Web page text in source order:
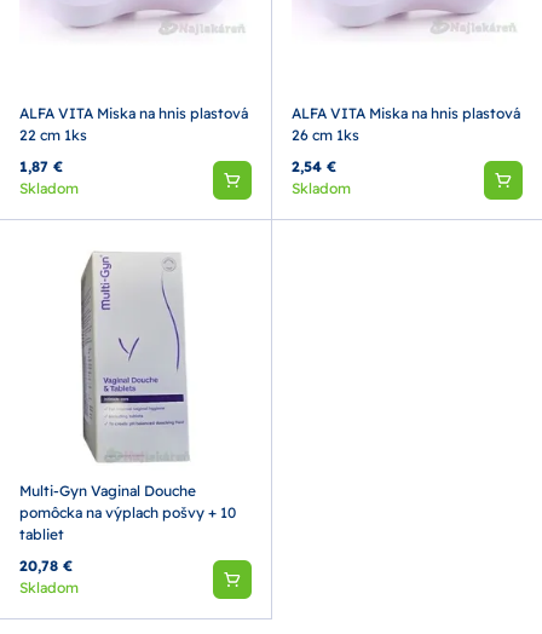
ALFA VITA Miska na hnis plastová
22 cm 1ks
1,87 €
Skladom
ALFA VITA Miska na hnis plastová
26 cm 1ks
2,54 €
Skladom
Multi-Gyn Vaginal Douche
pomôcka na výplach pošvy + 10
tabliet
20,78 €
Skladom